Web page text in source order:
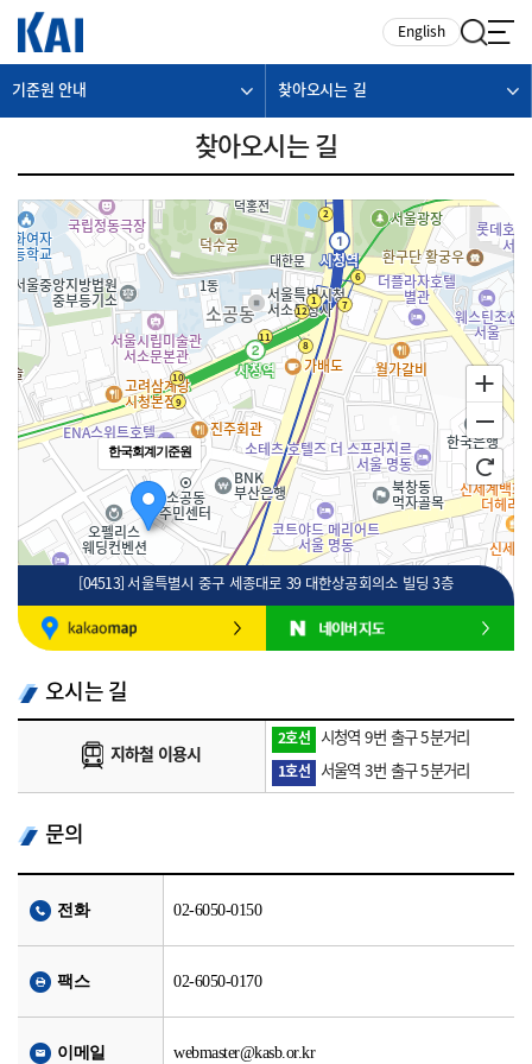
English
기준원 안내 찾아오시는 길
찾아오시는 길
한국회계기준원
100m
[04513] 서울특별시 중구 세종대로 39 대한상공회의소 빌딩 3층
오시는 길
지하철 이용시
2호선 시청역 9번 출구 5분거리
1호선 서울역 3번 출구 5분거리
문의
전화 02-6050-0150
팩스 02-6050-0170
이메일 webmaster@kasb.or.kr